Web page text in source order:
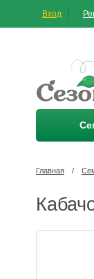
Вход
Главная /